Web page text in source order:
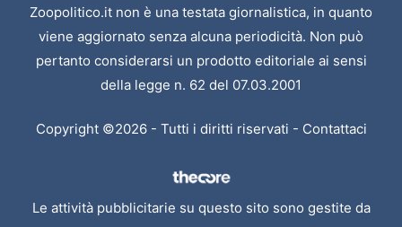
Zoopolitico.it non è una testata giornalistica, in quanto
viene aggiornato senza alcuna periodicità. Non può
pertanto considerarsi un prodotto editoriale ai sensi
della legge n. 62 del 07.03.2001
Copyright ©2026 - Tutti i diritti riservati - Contattaci
Le attività pubblicitarie su questo sito sono gestite da